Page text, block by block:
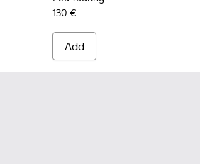
130 €
Add